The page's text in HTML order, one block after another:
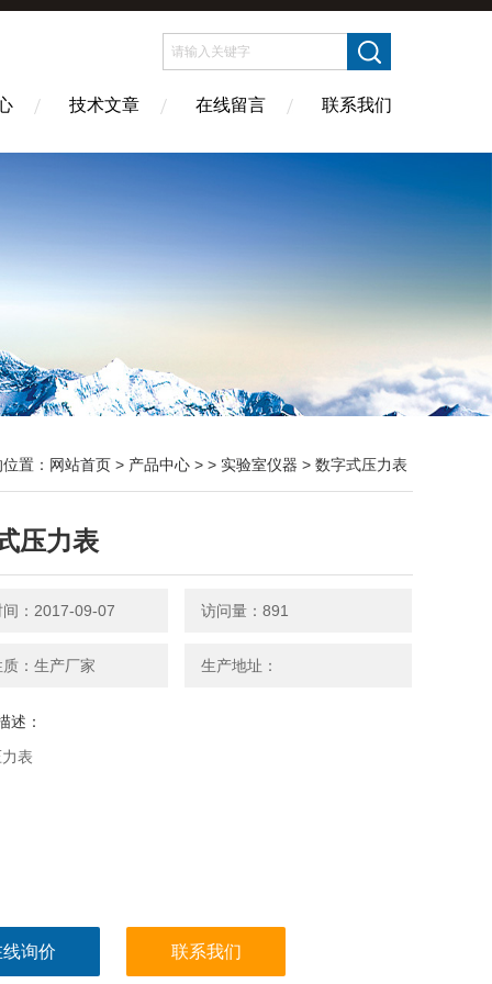
技术文章 在线留言 联系我们
置： 网站首页 > 产品中心 > > 实验室仪器 > 数字式压力表
压力表
间：2017-09-07 访问量：891
质：生产厂家 生产地址：
述：
表
询价 联系我们